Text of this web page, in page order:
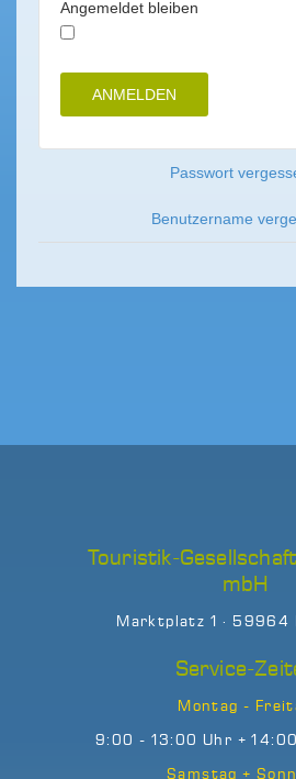
Angemeldet bleiben
ANMELDEN
Passwort
Benutzername
Touristik-
mbH
Marktplatz 1 · 59964
Service-
Montag -
9:00 - 13:00 Uhr +
Samstag +